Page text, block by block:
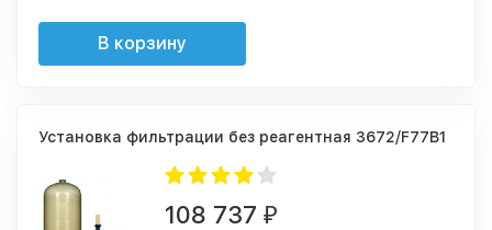
В корзину
Установка фильтрации без реагентная 3672/F77B1
108 737 ₽